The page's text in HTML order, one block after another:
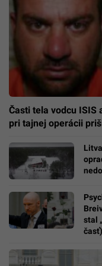
Časti tela vodcu ISIS
pri tajnej operácii
stal
časť)